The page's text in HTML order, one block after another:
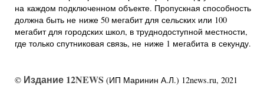
на каждом подключенном объекте. Пропускная способность
должна быть не ниже 50 мегабит для сельских или 100
мегабит для городских школ, в труднодоступной местности,
где только спутниковая связь, не ниже 1 мегабита в секунду.
© Издание 12NEWS (ИП Маринин А.Л.) 12news.ru, 2021